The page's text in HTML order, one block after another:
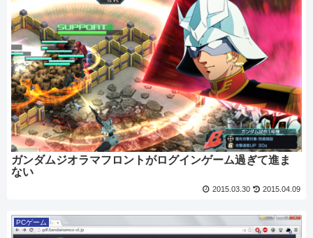
ガンダムジオラマフロントがログインゲーム過ぎて進ま
ない
2015.03.30 2015.04.09
PCゲーム